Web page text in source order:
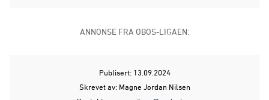
ANNONSE FRA OBOS-LIGAEN:
Publisert: 13.09.2024
Skrevet av: Magne Jordan Nilsen